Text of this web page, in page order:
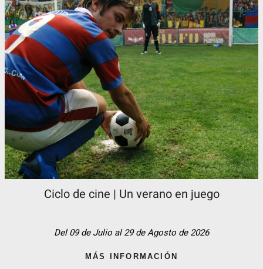
Ciclo de cine | Un verano en juego
Del 09 de Julio al 29 de Agosto de 2026
MÁS INFORMACIÓN